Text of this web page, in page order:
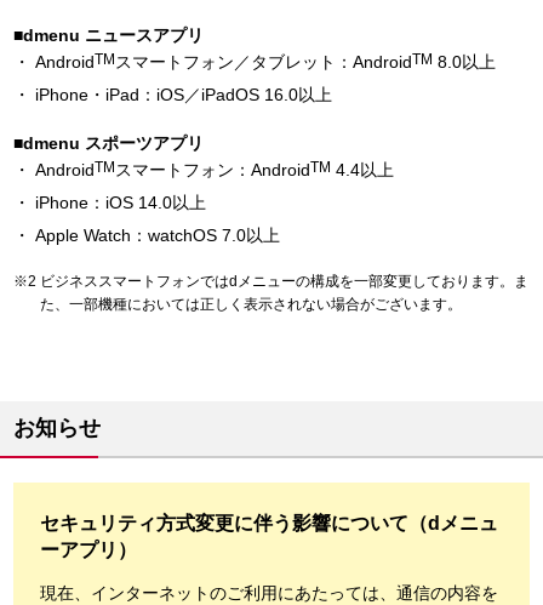
■dmenu ニュースアプリ
AndroidTM スマートフォン／タブレット：AndroidTM 8.0以上
iPhone・iPad：iOS／iPadOS 16.0以上
■dmenu スポーツアプリ
AndroidTM スマートフォン：AndroidTM 4.4以上
iPhone：iOS 14.0以上
Apple Watch：watchOS 7.0以上
ビジネススマートフォンではdメニューの構成を一部変更しております。ま
た、一部機種においては正しく表示されない場合がございます。
お知らせ
セキュリティ方式変更に伴う影響について（dメニュ
ーアプリ）
現在、インターネットのご利用にあたっては、通信の内容を